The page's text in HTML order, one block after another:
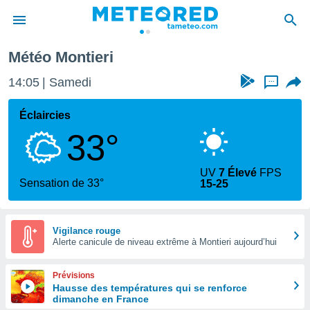
de
Météo Montieri
14:05 Samedi ...
Éclaircies
33°
Sensation de 33°
UV7 Élevé FPS
15-25
Vigilance rouge
Alerte canicule de niveau extrême à Montieri aujourd’hui
Prévisions
Hausse des températures qui se renforce
dimanche en France